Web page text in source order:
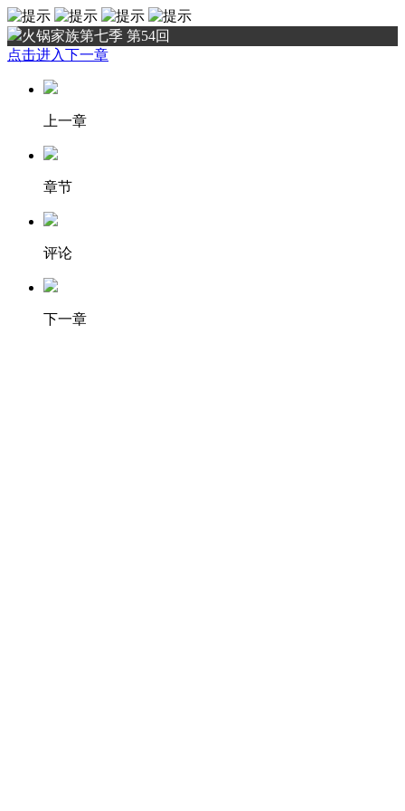
火锅家族第七季 第54回
点击进入下一章
上一章
章节
评论
下一章